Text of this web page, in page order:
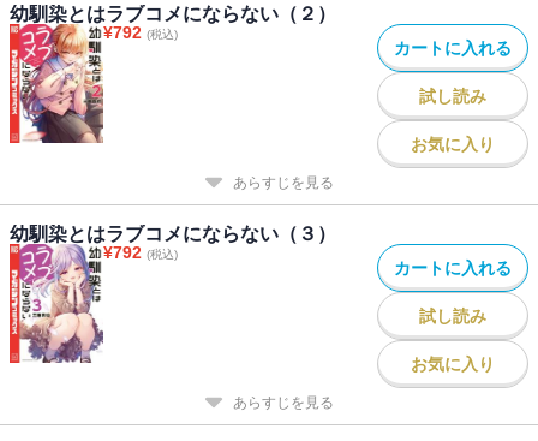
幼馴染とはラブコメにならない（２）
¥792 (税込)
カートに入れる
試し読み
お気に入り
あらすじを見る
幼馴染とはラブコメにならない（３）
¥792 (税込)
カートに入れる
試し読み
お気に入り
あらすじを見る